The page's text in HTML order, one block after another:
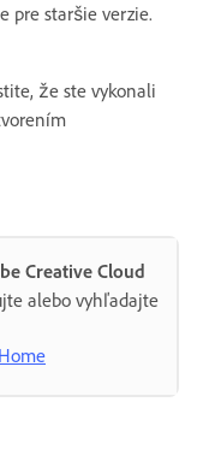
pre staršie verzie.
že ste vykonali
Creative Cloud
alebo vyhľadajte